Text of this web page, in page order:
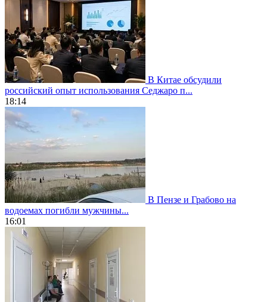
В Китае обсудили
российский опыт использования Седжаро п...
18:14
В Пензе и Грабово на
водоемах погибли мужчины...
16:01